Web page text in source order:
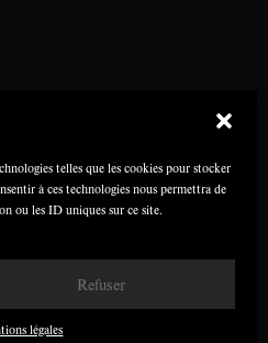
telles que les cookies pour stocker
à ces technologies nous permettra de
ou les ID uniques sur ce site.
Refuser
légales